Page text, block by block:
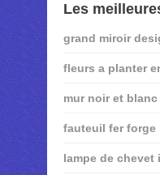
Les
grand miroir
fleurs a planter
mur noir et blanc
fauteuil fer forge
lampe de chevet